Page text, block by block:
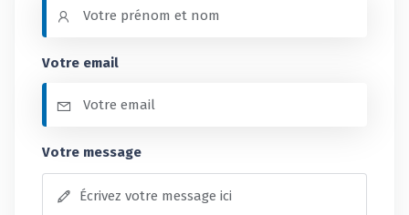
Votre email
Votre message